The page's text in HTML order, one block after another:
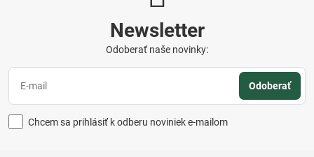
Newsletter
Odoberať naše novinky:
Odoberať
Chcem sa prihlásiť k odberu noviniek e-mailom